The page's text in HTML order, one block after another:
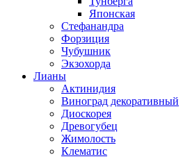
Японская
Стефанандра
Форзиция
Чубушник
Экзохорда
Лианы
Актинидия
Виноград декоративный
Диоскорея
Древогубец
Жимолость
Клематис